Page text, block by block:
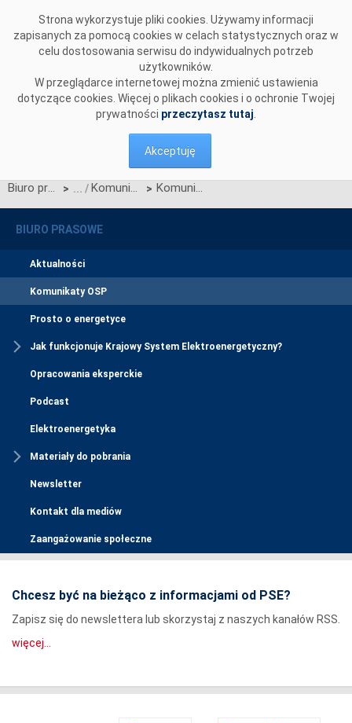
Strona wykorzystuje pliki cookies. Używamy informacji
zapisanych za pomocą cookies w celach statystycznych oraz w
celu dostosowania serwisu do indywidualnych potrzeb
użytkowników.
W przeglądarce internetowej można zmienić ustawienia
dotyczące cookies. Więcej o plikach cookies i o ochronie Twojej
prywatności przeczytasz tutaj
Akceptuję
Biuro prasowe > Komunikaty OSP > Komunikat o nierynkowym redysponowaniu jednostek wytwórczych Farm Wiatrowych w KSE w dn. 21.09.2024 (aktualizacja)
BIURO PRASOWE
Aktualności
Komunikaty OSP
Prosto o energetyce
Jak funkcjonuje Krajowy System Elektroenergetyczny?
Opracowania eksperckie
Podcast
Elektroenergetyka
Materiały do pobrania
Newsletter
Kontakt dla mediów
Zaangażowanie społeczne
Chcesz być na bieżąco z informacjami od PSE?
Zapisz się do newslettera lub skorzystaj z naszych kanałów RSS.
więcej...